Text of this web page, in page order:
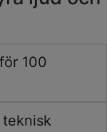
100